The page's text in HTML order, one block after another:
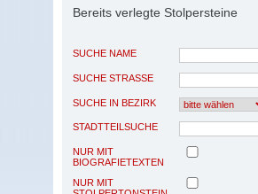
Bereits verlegte Stolpersteine
SUCHE NAME
SUCHE STRASSE
SUCHE IN BEZIRK
STADTTEILSUCHE
NUR MIT
BIOGRAFIETEXTEN
NUR MIT